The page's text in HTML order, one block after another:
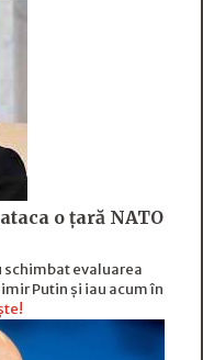
o țară NATO
evaluarea
Putin și iau acum în